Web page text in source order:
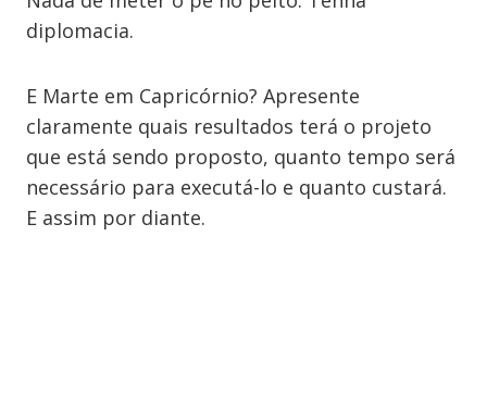
diplomacia.
E Marte em Capricórnio? Apresente
claramente quais resultados terá o projeto
que está sendo proposto, quanto tempo será
necessário para executá-lo e quanto custará.
E assim por diante.